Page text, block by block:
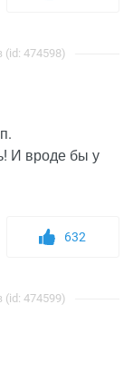
474598)
И вроде бы у
632
474599)